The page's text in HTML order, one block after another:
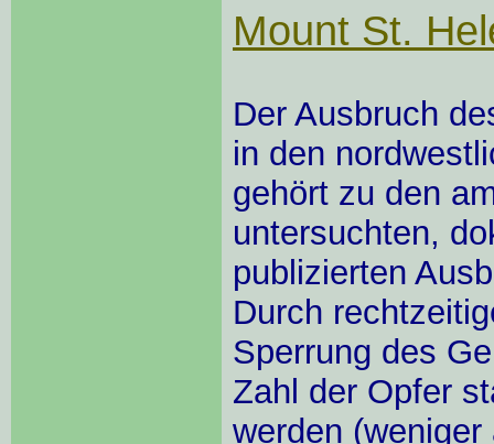
Mount St.
Der Ausbruch
in den
gehört zu den
untersuchten,
publizierten
Durch
Sperrung des
Zahl der Opfer
werden